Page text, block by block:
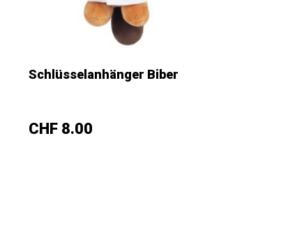
Schlüsselanhänger Biber
Preis
CHF 8.00